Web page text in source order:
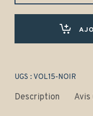
classique
UGS : VOL15-NOIR
Description Avis